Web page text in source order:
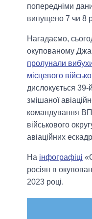
попередніми
випущено 7 чи 8
Нагадаємо,
окупованому
пролунали
місцевого
дислокується 39-
змішаної
командування
військового
авіаційних
На інфографіці
росіян в
2023 році.